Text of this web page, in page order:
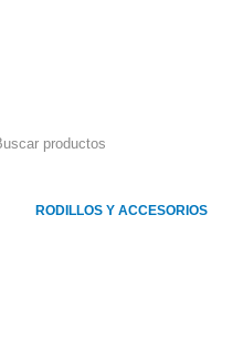
RODILLOS Y ACCESORIOS